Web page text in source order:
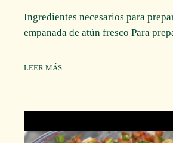
Ingredientes necesarios para
empanada de atún fresco Para
LEER MÁS